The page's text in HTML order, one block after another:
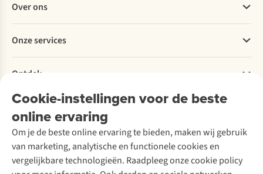
Cookie-instellingen voor de beste
online ervaring
Om je de beste online ervaring te bieden, maken wij gebruik
van marketing, analytische en functionele cookies en
vergelijkbare technologieën. Raadpleeg onze cookie policy
Bestellen
Betalen
Levering
Retourneren
Bestelling herroepen
Garantie
Contact
Over ons
Explore More
Verantwoord ondernemen
Over Ayacucho
Onze winkels
Over A.S.Adventure
Toegankelijkheidsverklaring
Onze services
Ski-onderhoud
Wasservice
Schoenonderhoud
Schoenherstelling
Kledingherstelling
Retouches
Ontdek
A.S.Magazine
Podcast
Explore Academy
Explore Camp
Gear Check
Inspiratie & advies
Meld je aan voor de nieuwsbrief